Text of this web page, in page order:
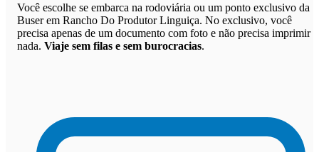
Você escolhe se embarca na rodoviária ou um ponto exclusivo da
Buser em Rancho Do Produtor Linguiça. No exclusivo, você
precisa apenas de um documento com foto e não precisa imprimir
nada. Viaje sem filas e sem burocracias.